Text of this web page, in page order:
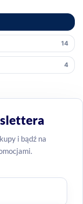
14
4
i bądź na